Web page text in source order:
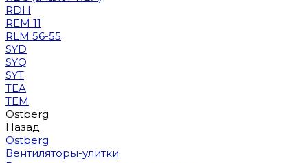
RDH
REM 11
RLM 56-55
SYD
SYQ
SYT
TEA
TEM
Ostberg
Назад
Ostberg
Вентиляторы-улитки